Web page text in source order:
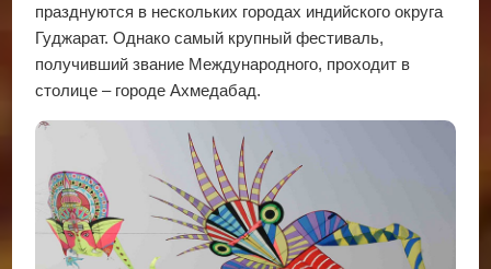
празднуются в нескольких городах индийского округа
Гуджарат. Однако самый крупный фестиваль,
получивший звание Международного, проходит в
столице – городе Ахмедабад.